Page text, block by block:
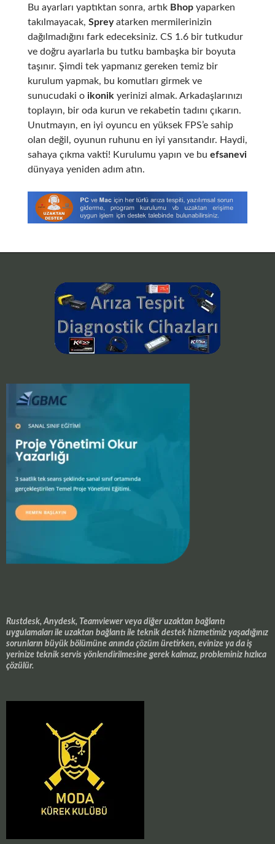
Bu ayarları yaptıktan sonra, artık Bhopyaparken
takılmayacak, Spreyatarken mermilerinizin
dağılmadığını fark edeceksiniz. CS 1.6 bir tutkudur
ve doğru ayarlarla bu tutku bambaşka bir boyuta
taşınır. Şimdi tek yapmanız gereken temiz bir
kurulum yapmak, bu komutları girmek ve
sunucudaki o ikonikyerinizi almak. Arkadaşlarınızı
toplayın, bir oda kurun ve rekabetin tadını çıkarın.
Unutmayın, en iyi oyuncu en yüksek FPS’e sahip
olan değil, oyunun ruhunu en iyi yansıtandır. Haydi,
sahaya çıkma vakti! Kurulumu yapın ve bu efsanevi
dünyaya yeniden adım atın.
Rustdesk, Anydesk, Teamviewer veya diğer uzaktan bağlantı
uygulamaları ile uzaktan bağlantı ile teknik destek hizmetimiz yaşadığınız
sorunların büyük bölümüne anında çözüm üretirken, evinize ya da iş
yerinize teknik servis yönlendirilmesine gerek kalmaz, probleminiz hızlıca
çözülür.